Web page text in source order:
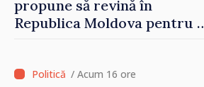
propune să revină în
Republica Moldova pentru a
/ Acum 16 ore